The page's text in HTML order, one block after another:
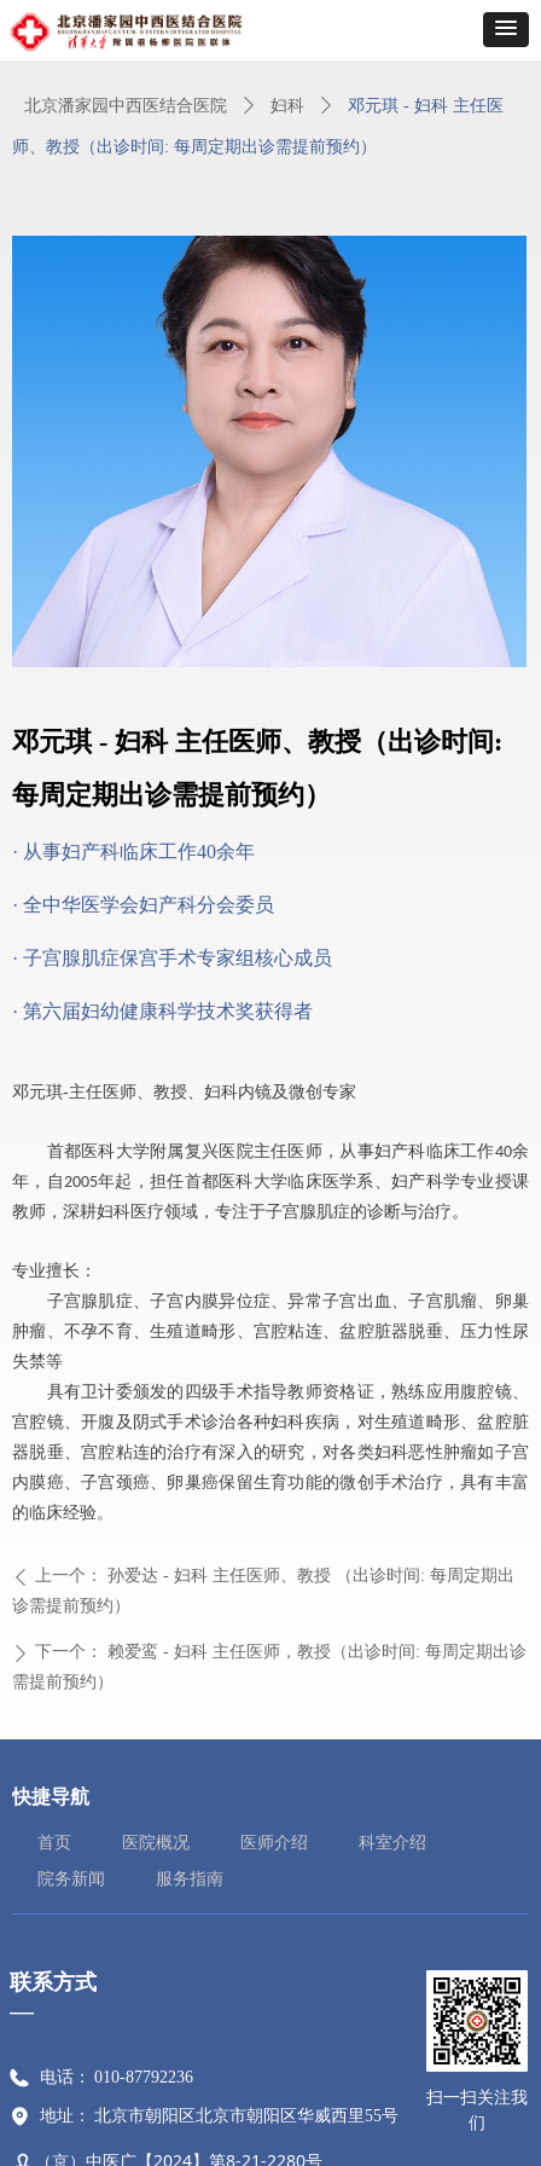
北京潘家园中西医结合医院 ꄲ 妇科 ꄲ 邓元琪 - 妇科 主任医
师、教授（出诊时间: 每周定期出诊需提前预约）
邓元琪 - 妇科 主任医师、教授（出诊时间:
每周定期出诊需提前预约）
· 从事妇产科临床工作40余年
· 全中华医学会妇产科分会委员
· 子宫腺肌症保宫手术专家组核心成员
· 第六届妇幼健康科学技术奖获得者
ꄴ 上一个：
孙爱达 - 妇科 主任医师、教授 （出诊时间: 每周定期出
诊需提前预约）
ꄲ 下一个：
赖爱鸾 - 妇科 主任医师，教授（出诊时间: 每周定期出诊
需提前预约）
邓元琪-主任医师、教授、妇科内镜及微创专家
首都医科大学附属复兴医院主任医师，从事妇产科临床工作40余
年，自2005年起，担任首都医科大学临床医学系、妇产科学专业授课
教师，深耕妇科医疗领域，专注于子宫腺肌症的诊断与治疗。
专业擅长：
子宫腺肌症、子宫内膜异位症、异常子宫出血、子宫肌瘤、卵巢
肿瘤、不孕不育、生殖道畸形、宫腔粘连、盆腔脏器脱垂、压力性尿
失禁等
具有卫计委颁发的四级手术指导教师资格证，熟练应用腹腔镜、
宫腔镜、开腹及阴式手术诊治各种妇科疾病，对生殖道畸形、盆腔脏
器脱垂、宫腔粘连的治疗有深入的研究，对各类妇科恶性肿瘤如子宫
内膜癌、子宫颈癌、卵巢癌保留生育功能的微创手术治疗，具有丰富
的临床经验。
快捷导航
首页 医院概况 医师介绍
科室介绍
院务新闻
服务指南
联系方式
—
扫一扫关注我
们
电话： 010-87792236
地址： 北京市朝阳区北京市朝阳区华威西里55号
（京）中医广【2024】第8-21-2280号